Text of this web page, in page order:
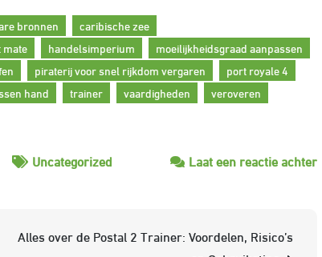
bronnen
caribische zee
handelsimperium
moeilijkheidsgraad aanpassen
piraterij voor snel rijkdom vergaren
port royale 4
hand trainer vaardigheden
veroveren
Uncategorized Laat een reactie achterop
Alles over de Postal 2 Trainer: Voordelen, Risico’s